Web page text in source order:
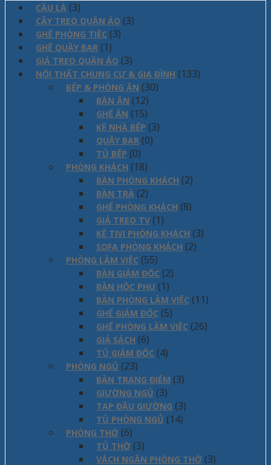
CẦU LÀ (3)
CÂY TREO QUẦN ÁO (3)
GHẾ PHÒNG TIỆC (3)
GHẾ QUẦY BAR (1)
GIÁ TREO QUẦN ÁO (3)
NỘI THẤT CHUNG CƯ & GIA ĐÌNH (133)
BẾP & PHÒNG ĂN (30)
BÀN ĂN (12)
GHẾ ĂN (15)
KỆ NHÀ BẾP (3)
QUẦY BAR (0)
TỦ BẾP (0)
PHÒNG KHÁCH (18)
BÀN PHÒNG KHÁCH (2)
BÀN TRÀ (2)
GHẾ PHÒNG KHÁCH (8)
GIÁ TREO TV (1)
KỆ TIVI PHÒNG KHÁCH (3)
SOFA PHÒNG KHÁCH (2)
PHÒNG LÀM VIỆC (55)
BÀN GIÁM ĐỐC (2)
BÀN HỘC PHỤ (1)
BÀN PHÒNG LÀM VIỆC (11)
GHẾ GIÁM ĐỐC (5)
GHẾ PHÒNG LÀM VIỆC (26)
GIÁ SÁCH (6)
TỦ GIÁM ĐỐC (4)
PHÒNG NGỦ (23)
BÀN TRANG ĐIỂM (3)
GIƯỜNG NGỦ (3)
TAP ĐẦU GIƯỜNG (3)
TỦ PHÒNG NGỦ (14)
PHÒNG THỜ (6)
TỦ THỜ (3)
VÁCH NGĂN PHÒNG THỜ (3)